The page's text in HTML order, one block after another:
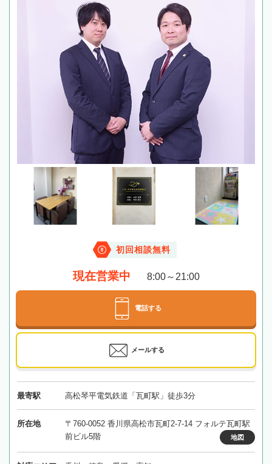
初回相談無料
現在営業中 8:00～21:00
電話する
メールする
最寄駅 高松琴平電気鉄道「瓦町駅」徒歩3分
所在地
〒760-0052 香川県高松市瓦町2-7-14 フォルテ瓦町駅
前ビル5階
地図